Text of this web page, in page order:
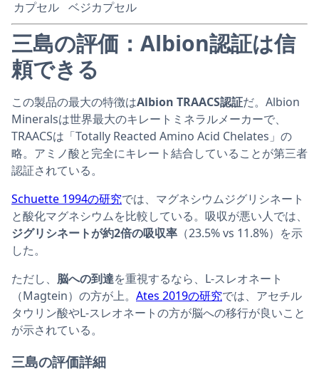
カプセル ベジカプセル
三島の評価：Albion認証は信
頼できる
この製品の最大の特徴はAlbion TRAACS認証だ。Albion
Mineralsは世界最大のキレートミネラルメーカーで、
TRAACSは「Totally Reacted Amino Acid Chelates」の
略。アミノ酸と完全にキレート結合していることが第三者
認証されている。
Schuette 1994の研究では、マグネシウムジグリシネート
と酸化マグネシウムを比較している。吸収が悪い人では、
ジグリシネートが約2倍の吸収率 （23.5% vs 11.8%）を示
した。
ただし、 脳への到達を重視するなら、L-スレオネート
（Magtein）の方が上。 Ates 2019の研究では、アセチル
タウリン酸やL-スレオネートの方が脳への移行が良いこと
が示されている。
三島の評価詳細